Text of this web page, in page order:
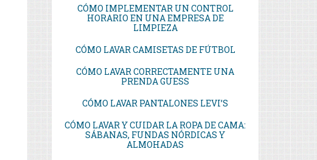
CÓMO IMPLEMENTAR UN CONTROL
HORARIO EN UNA EMPRESA DE
LIMPIEZA
CÓMO LAVAR CAMISETAS DE FÚTBOL
CÓMO LAVAR CORRECTAMENTE UNA
PRENDA GUESS
CÓMO LAVAR PANTALONES LEVI’S
CÓMO LAVAR Y CUIDAR LA ROPA DE CAMA:
SÁBANAS, FUNDAS NÓRDICAS Y
ALMOHADAS